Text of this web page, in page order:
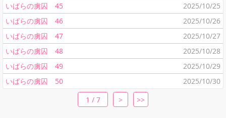
いばらの虜囚 45
2025/10/25
いばらの虜囚 46
2025/10/26
いばらの虜囚 47
2025/10/27
いばらの虜囚 48
2025/10/28
いばらの虜囚 49
2025/10/29
いばらの虜囚 50
2025/10/30
1 / 7
> >>